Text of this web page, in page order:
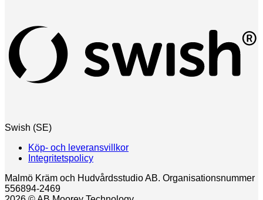
Swish (SE)
Köp- och leveransvillkor
Integritetspolicy
Malmö Kräm och Hudvårdsstudio AB. Organisationsnummer
556894-2469